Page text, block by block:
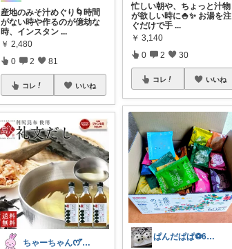
産地のみそ汁めぐり🌀時間
がない時や作るのが億劫な
時、インスタン ...
￥ 2,480
0 2 81
コレ いいね
ちゃーちゃん‪ꯁꯧありがとう🫶🏻💕
忙しい朝や、ちょっと汁物
が欲しい時に🍚✨ お湯を注
ぐだけで手 ...
￥ 3,140
0 2 30
コレ いいね
ぱんだぱぱ⚽️6日有難うございます